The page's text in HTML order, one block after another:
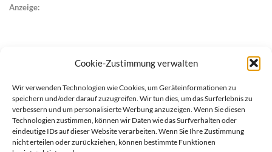
Cookie-Zustimmung verwalten
Wir verwenden Technologien wie Cookies, um Geräteinformationen zu
speichern und/oder darauf zuzugreifen. Wir tun dies, um das Surferlebnis zu
verbessern und um personalisierte Werbung anzuzeigen. Wenn Sie diesen
Technologien zustimmen, können wir Daten wie das Surfverhalten oder
eindeutige IDs auf dieser Website verarbeiten. Wenn Sie Ihre Zustimmung
nicht erteilen oder zurückziehen, können bestimmte Funktionen
Anzeige: